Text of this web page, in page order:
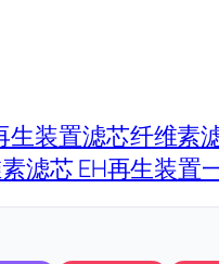
生装置滤芯纤维素
滤芯 EH再生装置